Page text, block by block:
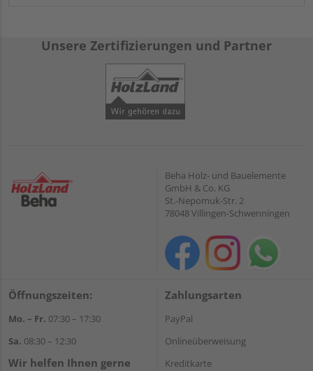
Unsere Zertifizierungen und Partner
Beha Holz- und Bauelemente
GmbH & Co. KG
St.-Nepomuk-Str. 2
78048 Villingen-Schwenningen
Öffnungszeiten:
Mo. – Fr. 07:30 – 17:30
Sa. 08:30 – 12:30
Wir helfen Ihnen gerne
Zahlungsarten
PayPal
Onlineüberweisung
Kreditkarte